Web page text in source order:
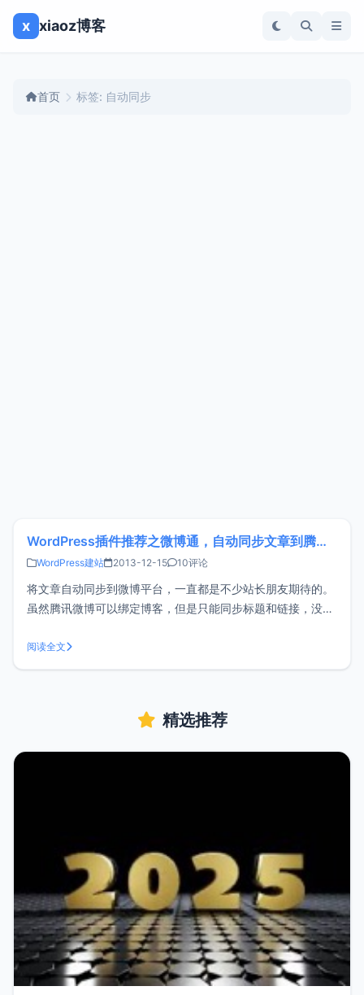
x xiaoz博客
首页 标签: 自动同步
WordPress插件推荐之微博通，自动同步文章到腾讯、新浪等微博平台
WordPress建站 2013-12-15 10评论
将文章自动同步到微博平台，一直都是不少站长朋友期待的。
虽然腾讯微博可以绑定博客，但是只能同步标题和链接，没办
WordPress链接微博等插件，或者多说等第三方评论插件，支
持WordPress后台发布文章时，同步到微博，但是如果使用
阅读全文
精选推荐